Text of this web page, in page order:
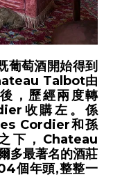
萄酒開始得到
Talbot由
，歷經兩度轉
收購左。係
Cordier和孫
下，Chateau
多最著名的酒莊
個年頭,整整一